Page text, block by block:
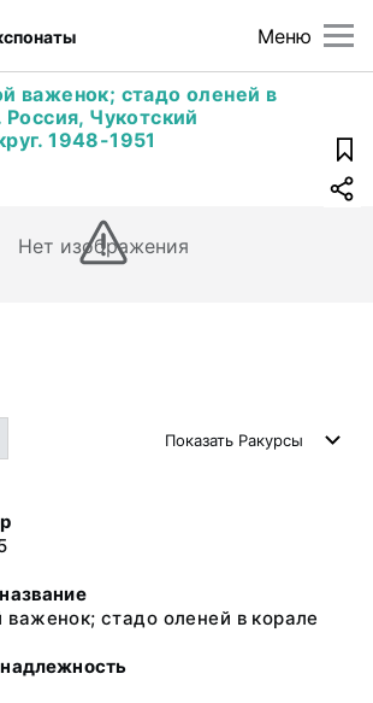
Меню
важенок; стадо оленей в
Чукотский
1948-1951
Нет изображения
Показать Ракурсы
важенок; стадо оленей в корале